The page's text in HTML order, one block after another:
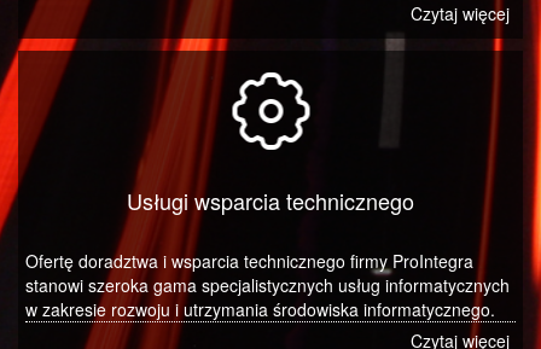
Czytaj więcej
Usługi wsparcia technicznego
Ofertę doradztwa i wsparcia technicznego firmy ProIntegra
stanowi szeroka gama specjalistycznych usług informatycznych
w zakresie rozwoju i utrzymania środowiska informatycznego.
Czytaj więcej